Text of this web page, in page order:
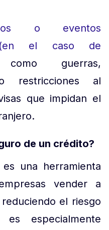
o eventos
(en el caso de
guerras,
restricciones al
que impidan el
de un crédito?
es una herramienta
vender a
el riesgo
especialmente